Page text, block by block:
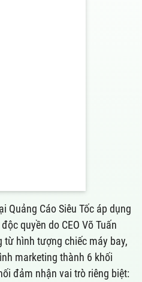
Quảng Cáo Siêu Tốc áp dụng
quyền do CEO Võ Tuấn
hình tượng chiếc máy bay,
marketing thành 6 khối
đảm nhận vai trò riêng biệt: